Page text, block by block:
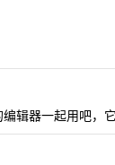
辑器一起用吧，